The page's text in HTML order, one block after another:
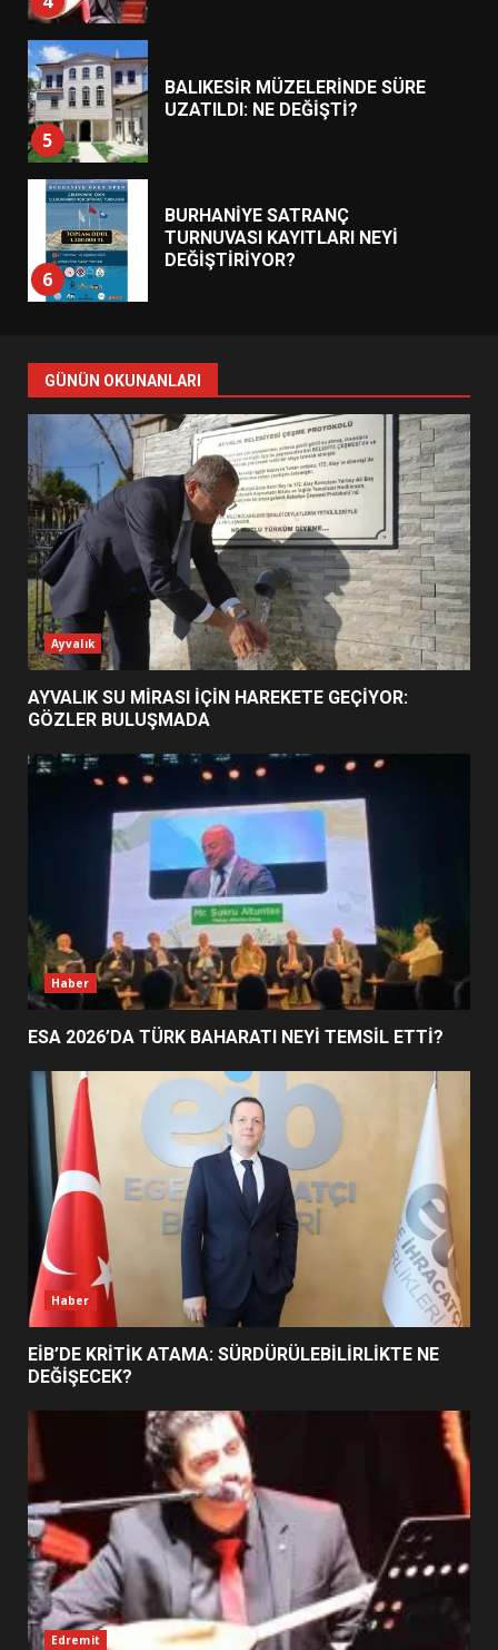
BURHANİYE SATRANÇ
BURHANİYE BELEDİYESPOR’DA
YENİ YÖNETİM NASIL
1
AYVALIK SU MİRASI İÇİN
HAREKETE GEÇİYOR: GÖZLER
BULUŞMADA
2
ESA 2026’DA TÜRK BAHARATI
NEYİ TEMSİL ETTİ?
3
EİB’DE KRİTİK ATAMA:
SÜRDÜRÜLEBİLİRLİKTE NE
DEĞİŞECEK?
EDREMİT’İN GURURU TÜRKİYE
FİNALİNDE NE BAŞARDI?
5
BALIKESİR MÜZELERİNDE SÜRE
UZATILDI: NE DEĞİŞTİ?
6
BURHANİYE SATRANÇ
TURNUVASI KAYITLARI NEYİ
DEĞİŞTİRİYOR?
7
BURHANİYE BELEDİYESPOR’DA
YENİ YÖNETİM NASIL
ŞEKİLLENDİ?
GÜNÜN OKUNANLARI
Ayvalık
AYVALIK SU MİRASI İÇİN HAREKETE GEÇİYOR:
GÖZLER BULUŞMADA
Haber
ESA 2026’DA TÜRK BAHARATI NEYİ TEMSİL ETTİ?
Haber
EİB’DE KRİTİK ATAMA: SÜRDÜRÜLEBİLİRLİKTE NE
DEĞİŞECEK?
Edremit